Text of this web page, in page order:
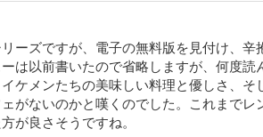
ズですが、電子の無料版を見付け、辛
は以前書いたので省略しますが、何度読
ケメンたちの美味しい料理と優しさ、そ
がないのかと嘆くのでした。これまでレ
が良さそうですね。